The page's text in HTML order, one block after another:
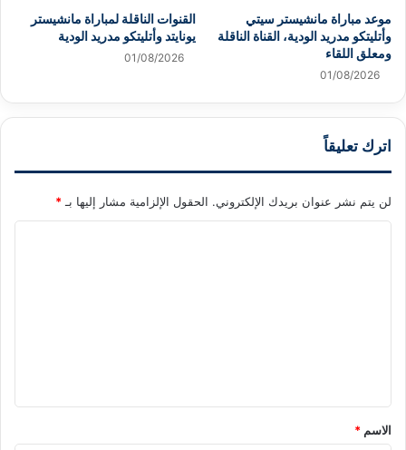
موعد مباراة مانشيستر سيتي
وأتليتكو مدريد الودية، القناة الناقلة
ومعلق اللقاء
01/08/2026
القنوات الناقلة لمباراة مانشيستر
يونايتد وأتليتكو مدريد الودية
01/08/2026
اترك تعليقاً
لن يتم نشر عنوان بريدك الإلكتروني. الحقول الإلزامية مشار إليها بـ *
*
الاسم *